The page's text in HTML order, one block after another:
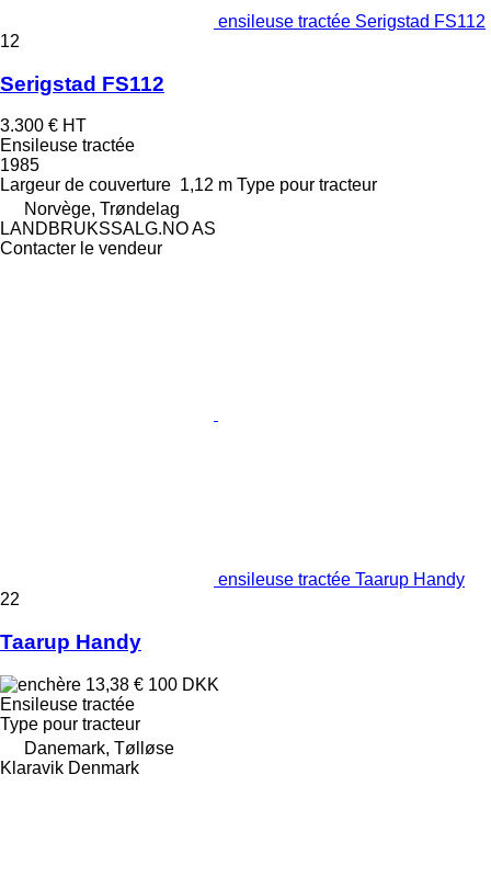
ensileuse tractée Serigstad FS112
12
Serigstad FS112
3.300 € HT
Ensileuse tractée
1985
Largeur de couverture 1,12 m Type pour tracteur
Norvège, Trøndelag
LANDBRUKSSALG.NO AS
Contacter le vendeur
ensileuse tractée Taarup Handy
22
Taarup Handy
13,38 € 100 DKK
Ensileuse tractée
Type pour tracteur
Danemark, Tølløse
Klaravik Denmark